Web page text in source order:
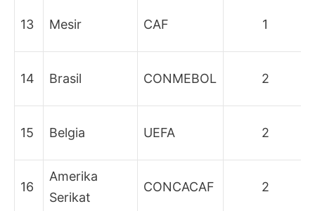
13 Mesir CAF 1
14 Brasil CONMEBOL 2
15 Belgia UEFA 2
16
Amerika
Serikat
CONCACAF 2